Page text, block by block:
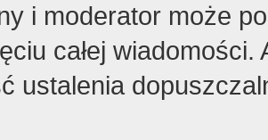
i moderator może
całej
ustalenia